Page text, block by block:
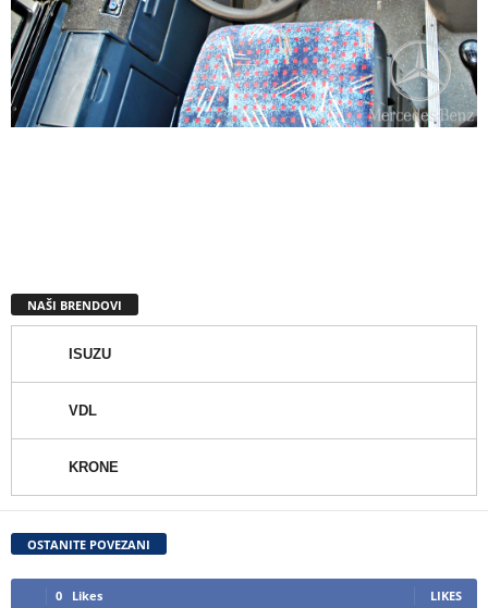
NAŠI BRENDOVI
OSTANITE POVEZANI
0 Likes LIKES